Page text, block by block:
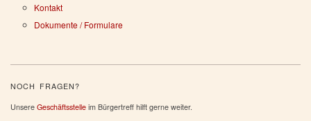
Kontakt
Dokumente / Formulare
NOCH FRAGEN?
Unsere Geschäftsstelle im Bürgertreff hilft gerne weiter.